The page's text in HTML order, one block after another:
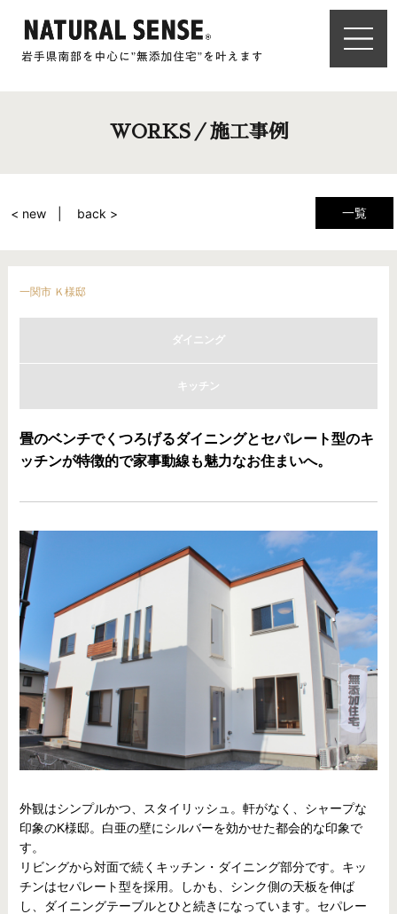
WORKS／施工事例
一覧
< new back >
一関市 Ｋ様邸
ダイニング
キッチン
畳のベンチでくつろげるダイニングとセパレート型のキ
ッチンが特徴的で家事動線も魅力なお住まいへ。
外観はシンプルかつ、スタイリッシュ。軒がなく、シャープな
印象のK様邸。白亜の壁にシルバーを効かせた都会的な印象で
す。
リビングから対面で続くキッチン・ダイニング部分です。キッ
チンはセパレート型を採用。しかも、シンク側の天板を伸ば
し、ダイニングテーブルとひと続きになっています。セパレー